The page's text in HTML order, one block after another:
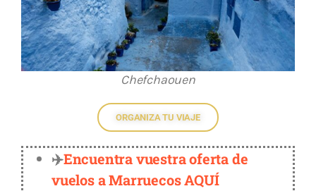
Chefchaouen
ORGANIZA TU VIAJE
✈️Encuentra vuestra oferta de
vuelos a Marruecos AQUÍ